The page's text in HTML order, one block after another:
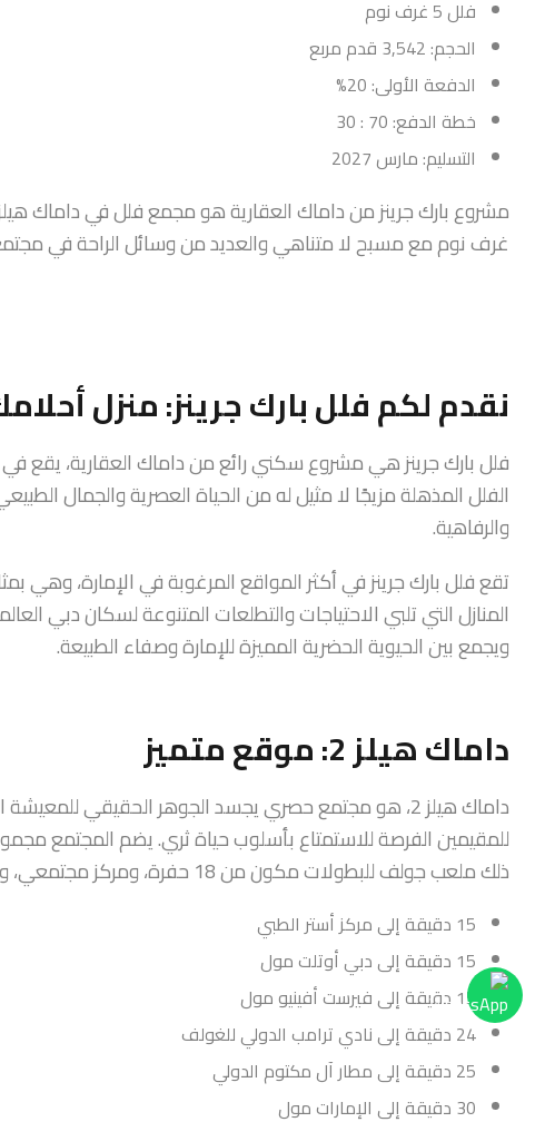
فلل 5 غرف نوم
الحجم: 3,542 قدم مربع
الدفعة الأولى: 20%
خطة الدفع: 70 : 30
التسليم: مارس 2027
غرف نوم مع مسبح لا متناهي والعديد من وسائل الراحة في مجتمع داماك
نقدم لكم فلل بارك جرينز: منزل
الفلل المذهلة مزيجًا لا مثيل له من الحياة العصرية والجمال
والرفاهية.
تقع فلل بارك جرينز في أكثر المواقع المرغوبة في الإمارة، وهي
المنازل التي تلبي الاحتياجات والتطلعات المتنوعة لسكان دبي
ويجمع بين الحيوية الحضرية المميزة للإمارة وصفاء الطبيعة.
داماك هيلز 2: موقع متميز
داماك هيلز 2، هو مجتمع حصري يجسد الجوهر الحقيقي
للمقيمين الفرصة للاستمتاع بأسلوب حياة ثري. يضم المجتمع
ذلك ملعب جولف للبطولات مكون من 18 حفرة، ومركز مجتمعي، وحدائق خضراء مورقة، كل ذلك ضمن بيئة آمنة ومسورة.
15 دقيقة إلى مركز أستر الطبي
15 دقيقة إلى دبي أوتلت مول
15 دقيقة إلى فيرست أفينيو مول
24 دقيقة إلى نادي ترامب الدولي للغولف
25 دقيقة إلى مطار آل مكتوم الدولي
30 دقيقة إلى الإمارات مول